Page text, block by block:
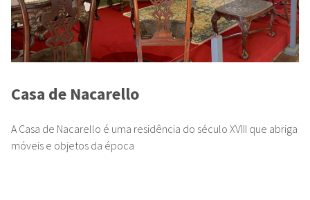
Casa de Nacarello
A Casa de Nacarello é uma residência do século XVIII que abriga
móveis e objetos da época